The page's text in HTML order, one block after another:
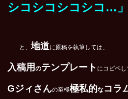
シコシコシコシコ…」
……と、地道に原稿を執筆しては、
入稿用 のテンプレート にコピペ
Gジィさんの至極極私的なコラ